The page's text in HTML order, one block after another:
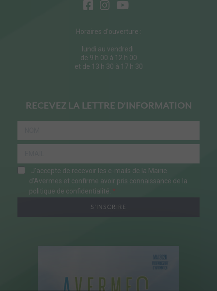
Horaires d'ouverture :
lundi au vendredi
de 9 h 00 à 12 h 00
et de 13 h 30 à 17 h 30
RECEVEZ LA LETTRE D'INFORMATION
J'accepte de recevoir les e-mails de la Mairie
d'Avermes et confirme avoir pris connaissance de la
politique de confidentialité.
S'INSCRIRE